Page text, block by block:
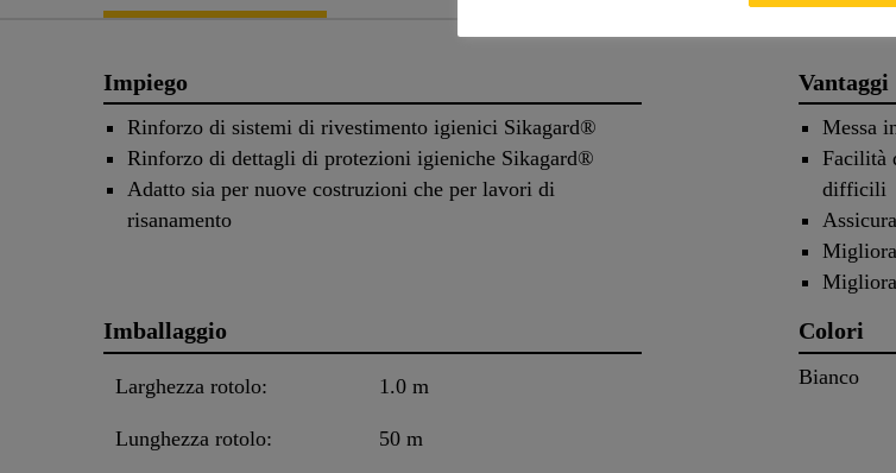
Impiego
Rinforzo di sistemi di rivestimento igienici Sikagard®
Rinforzo di dettagli di protezioni igieniche Sikagard®
Adatto sia per nuove costruzioni che per lavori di
risanamento
Vantaggi
Messa
Facilità
difficili
Imballaggio
Larghezza rotolo: 1.0 m
Lunghezza rotolo: 50 m
Colori
Bianco